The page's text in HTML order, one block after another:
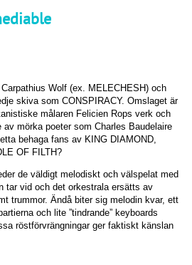
Wolf (ex. MELECHESH) och
skiva som CONSPIRACY. Omslaget är
målaren Felicien Rops verk och
mörka poeter som Charles Baudelaire
behaga fans av KING DIAMOND,
OF FILTH?
de väldigt melodiskt och välspelat med
tar vid och det orkestrala ersätts av
trummor. Ändå biter sig melodin kvar, ett
och lite ”tindrande” keyboards
röstförvrängningar ger faktiskt känslan